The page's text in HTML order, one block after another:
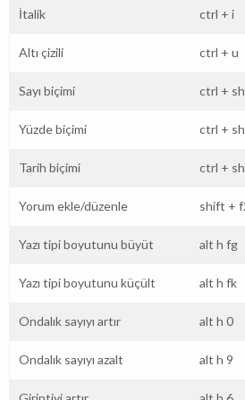
İtalik ctrl + i
Altı çizili ctrl + u
Sayı biçimi ctrl +
Yüzde biçimi ctrl +
Tarih biçimi ctrl +
Yorum ekle/düzenle shift +
Yazı tipi boyutunu büyüt alt h fg
Yazı tipi boyutunu küçült alt h fk
Ondalık sayıyı artır alt h 0
Ondalık sayıyı azalt alt h 9